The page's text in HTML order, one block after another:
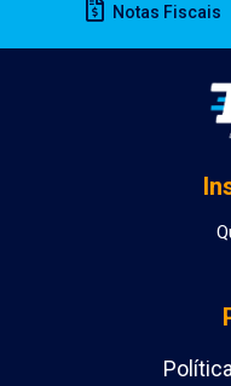
Notas Fiscais